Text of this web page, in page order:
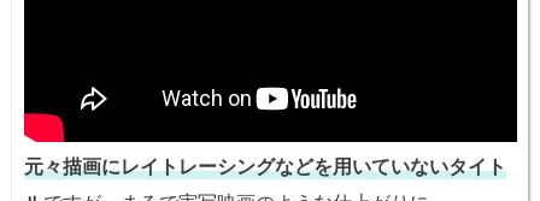
元々描画にレイトレーシングなどを用いていないタイト